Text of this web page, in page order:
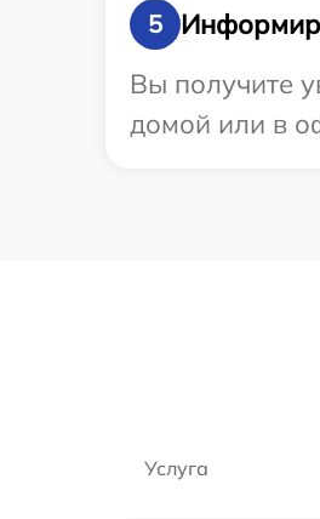
5
Вы получите
домой или в
Услуга